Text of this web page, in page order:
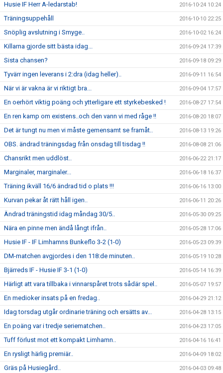
Husie IF Herr A-ledarstab! 2016-10-24 10:24
Träningsuppehåll 2016-10-10 22:25
Snöplig avslutning i Smyge.. 2016-10-02 16:24
Killarna gjorde sitt bästa idag... 2016-09-24 17:39
Sista chansen? 2016-09-18 09:29
Tyvärr ingen leverans i 2:dra (idag heller).. 2016-09-11 16:54
När vi är vakna är vi riktigt bra... 2016-09-04 17:57
En oerhört viktig poäng och ytterligare ett styrkebesked ! 2016-08-27 17:54
En ren kamp om existens..och den vann vi med råge !! 2016-08-20 18:07
Det är tungt nu men vi måste gemensamt se framåt.. 2016-08-13 19:26
OBS. ändrad träningsdag från onsdag till tisdag !! 2016-08-08 21:06
Chansrikt men uddlöst.. 2016-06-22 21:17
Marginaler, marginaler... 2016-06-18 16:37
Träning ikväll 16/6 ändrad tid o plats !!! 2016-06-16 13:00
Kurvan pekar åt rätt håll igen.. 2016-06-11 20:26
Ändrad träningstid idag måndag 30/5.. 2016-05-30 09:25
Nära en pinne men ändå långt ifrån.. 2016-05-28 17:06
Husie IF - IF Limhamns Bunkeflo 3-2 (1-0) 2016-05-23 09:39
DM-matchen avgjordes i den 118:de minuten.. 2016-05-19 10:28
Bjärreds IF - Husie IF 3-1 (1-0) 2016-05-14 16:39
Härligt att vara tillbaka i vinnarspåret trots sådär spel.. 2016-05-07 19:57
En medioker insats på en fredag.. 2016-04-29 21:12
Idag torsdag utgår ordinarie träning och ersätts av... 2016-04-28 13:15
En poäng var i tredje seriematchen.. 2016-04-23 17:05
Tuff förlust mot ett kompakt Limhamn.. 2016-04-16 16:41
En rysligt härlig premiär.. 2016-04-09 18:02
Gräs på Husiegård.. 2016-04-03 09:48